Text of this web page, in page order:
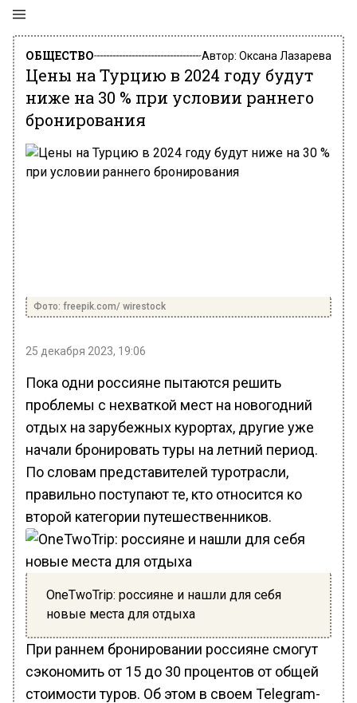
ОБЩЕСТВО Автор: Оксана Лазарева
Цены на Турцию в 2024 году будут
ниже на 30 % при условии раннего
бронирования
Фото: freepik.com/ wirestock
25 декабря 2023, 19:06
Пока одни россияне пытаются решить
проблемы с нехваткой мест на новогодний
отдых на зарубежных курортах, другие уже
начали бронировать туры на летний период.
По словам представителей туротрасли,
правильно поступают те, кто относится ко
второй категории путешественников.
OneTwoTrip: россияне и нашли для себя
новые места для отдыха
При раннем бронировании россияне смогут
сэкономить от 15 до 30 процентов от общей
стоимости туров. Об этом в своем Telegram-